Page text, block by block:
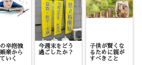
辛抱強
楽から
いく
今週末をどう
過ごしたか？
子供が賢くな
るために親が
すべきこと